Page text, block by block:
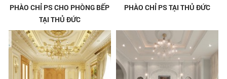
PHÀO CHỈ PS CHO PHÒNG BẾP
TẠI THỦ ĐỨC
PHÀO CHỈ PS TẠI THỦ ĐỨC